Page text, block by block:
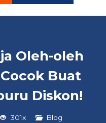
Oleh-oleh
Buat
Diskon!
301x Blog